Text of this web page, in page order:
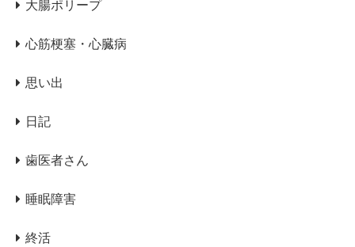
大腸ポリープ
心筋梗塞・心臓病
思い出
日記
歯医者さん
睡眠障害
終活